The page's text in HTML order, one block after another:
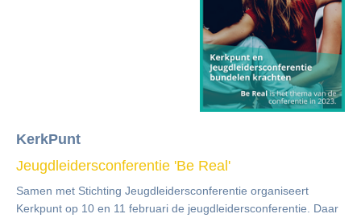
KerkPunt
Jeugdleidersconferentie 'Be Real'
Samen met Stichting Jeugdleidersconferentie organiseert
Kerkpunt op 10 en 11 februari de jeugdleidersconferentie. Daar